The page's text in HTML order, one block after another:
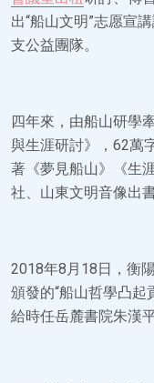
出“船山文明”志愿宣
支公益團隊。
四年來，由船山研學
與生涯研討》，62萬
著《夢見船山》《生
社、山東文明音像出
2018年8月18日，衡
頒發的“船山哲學凸起
給時任岳麓書院朱漢